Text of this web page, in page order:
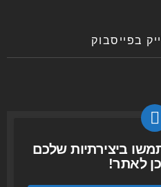
בפייסבוק
ביצירתיות שלכם
לאתר!